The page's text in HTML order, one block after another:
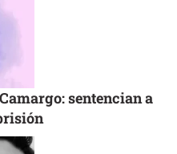
sentencian a